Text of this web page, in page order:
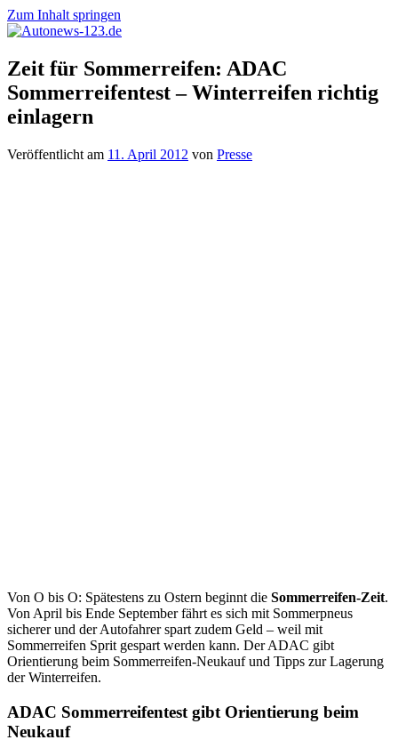
Zum Inhalt springen
Autonews-
123.de
Autonews
mit
Charme
Zeit für Sommerreifen: ADAC
Sommerreifentest – Winterreifen richtig
einlagern
Veröffentlicht am 11. April 2012 von Presse
Von O bis O: Spätestens zu Ostern beginnt die Sommerreifen-Zeit.
Von April bis Ende September fährt es sich mit Sommerpneus
sicherer und der Autofahrer spart zudem Geld – weil mit
Sommerreifen Sprit gespart werden kann. Der ADAC gibt
Orientierung beim Sommerreifen-Neukauf und Tipps zur Lagerung
der Winterreifen.
ADAC Sommerreifentest gibt Orientierung beim
Neukauf